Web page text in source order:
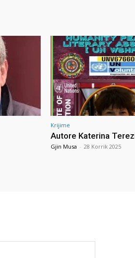
Krijime
Autore Katerina
Gjin Musa - 28 Korrik 2025